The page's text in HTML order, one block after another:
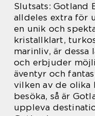
Slutsats: Gotland
alldeles extra för
en unik och
kristallklart,
marinliv, är
och erbjuder
äventyr och
vilken av de olika
besöka, så är
uppleva